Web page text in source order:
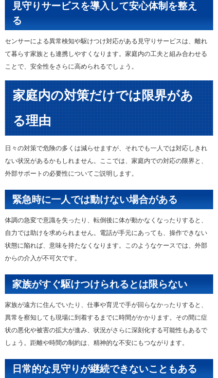
見守りサービスを導入して安心体制を整え
る
センサーによる異常検知や駆けつけ対応がある見守りサービスは、離れ
て暮らす家族とも連携しやすくなります。家庭内の工夫と組み合わせる
ことで、安全性をさらに高められるでしょう。
家庭内の対策だけでは限界があ
る理由
日々の対策で危険の多くは減らせますが、それでも一人では対応しきれ
ない状況があるかもしれません。ここでは、家庭内での対応の限界と、
外部サポートの必要性についてご説明します。
緊急時に一人では動けない場合がある
体調の急変で意識を失ったり、転倒後に体が動かなくなったりすると、
自力では助けを求められません。電話が手元にあっても、操作できない
状態に陥れば、意味を持たなくなります。このようなケースでは、外部
からの介入が不可欠です。
家族がすぐ駆けつけられるとは限らない
家族が遠方に住んでいたり、仕事や育児で手が回らなかったりすると、
異常を察知しても現場に到着するまでに時間がかかります。その間に症
状の悪化や被害の拡大が進み、状況がさらに深刻化する可能性もあるで
しょう。距離や時間の制約は、精神的な不安にもつながります。
日常的な見守りが継続できないこともある